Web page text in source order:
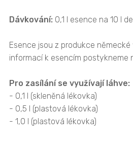
Dávkování: 0,1 l esence na 10 l
Esence jsou z produkce
informací k esencím postykneme
Pro zasílání se využívají láhve:
- 0,1 l (skleněná lékovka)
- 0,5 l (plastová lékovka)
- 1,0 l (plastová lékovka)